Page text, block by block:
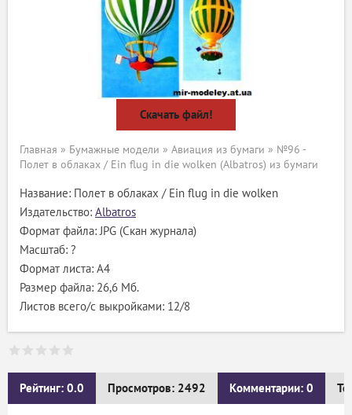
Скачать файл!
Главная » Бумажные модели » Авиация из бумаги » №96 -
Полет в облаках / Ein flug in die wolken (Albatros) из бумаги
Название: Полет в облаках / Ein flug in die wolken
Издательство: Albatros
Формат файла: JPG (Скан журнала)
Масштаб: ?
Формат листа: А4
Размер файла: 26,6 Мб.
Листов всего/с выкройками: 12/8
Рейтинг: 0.0 Просмотров: 2492 Комментарии: 0